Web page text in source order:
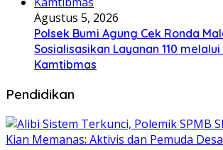
Agustus 5, 2026
Polsek Bumi Agung Cek Ronda
Sosialisasikan Layanan 110 melalui
Kamtibmas
Pendidikan